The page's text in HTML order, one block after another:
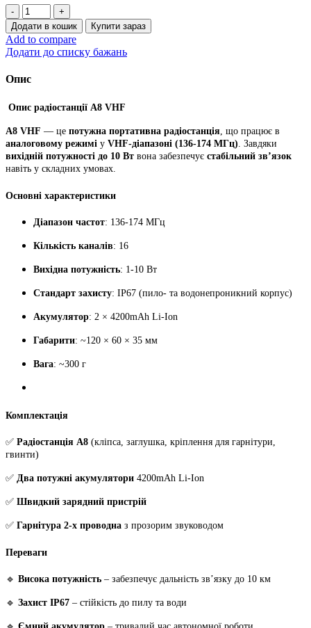
Потужна
радіостанція
A8
(CHIERDA),10Вт,
VHF,16
4200mAh
Ion,
ЗП
кількість
Додати в кошик Купити зараз
Add to compare
Додати до списку бажань
Опис
Опис радіостанції A8 VHF
A8 VHF — це потужна портативна радіостанція , що працює в
аналоговому режимі у VHF-діапазоні (136-174 МГц) . Завдяки
вихідній потужності до 10 Вт вона забезпечує стабільний зв’язок
навіть у складних умовах.
Основні характеристики
Діапазон частот: 136-174 МГц
Кількість каналів: 16
Вихідна потужність: 1-10 Вт
Стандарт захисту: IP67 (пило- та водонепроникний корпус)
Акумулятор: 2 × 4200mAh Li-Ion
Габарити: ~120 × 60 × 35 мм
Вага: ~300 г
Комплектація
✅ Радіостанція A8 (кліпса, заглушка, кріплення для гарнітури,
гвинти)
✅ Два потужні акумулятори 4200mAh Li-Ion
✅ Швидкий зарядний пристрій
✅ Гарнітура 2-х проводна з прозорим звуководом
Переваги
🔹 Висока потужність – забезпечує дальність зв’язку до 10 км
🔹 Захист IP67 – стійкість до пилу та води